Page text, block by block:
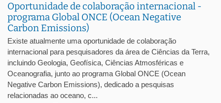
Oportunidade de colaboração internacional -
programa Global ONCE (Ocean Negative
Carbon Emissions)
Existe atualmente uma oportunidade de colaboração
internacional para pesquisadores da área de Ciências da Terra,
incluindo Geologia, Geofísica, Ciências Atmosféricas e
Oceanografia, junto ao programa Global ONCE (Ocean
Negative Carbon Emissions), dedicado a pesquisas
relacionadas ao oceano, c...